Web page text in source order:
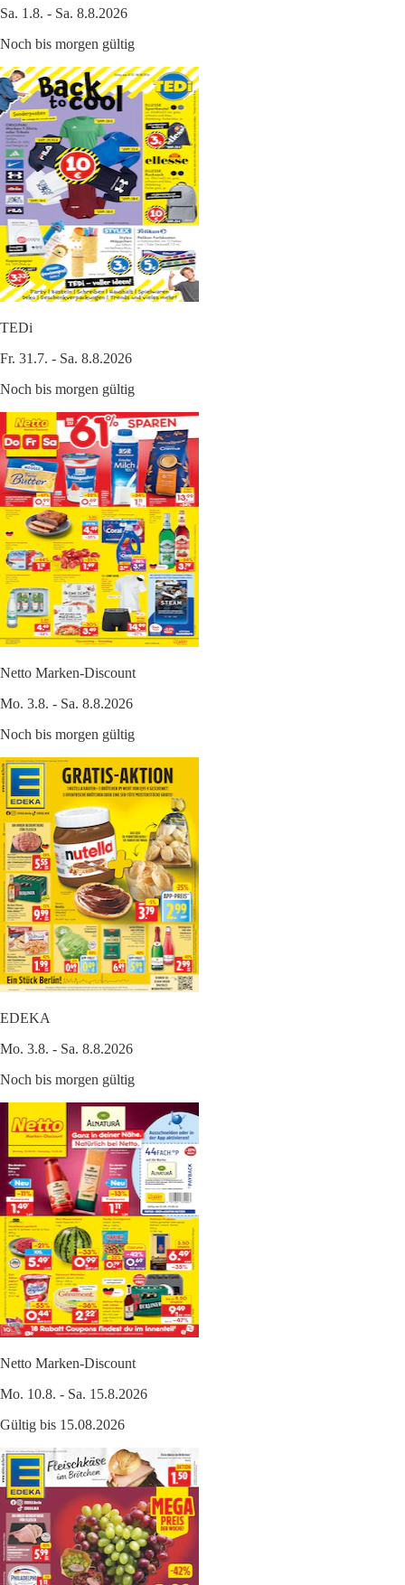
Sa. 1.8. - Sa. 8.8.2026
Noch bis morgen gültig
TEDi
Fr. 31.7. - Sa. 8.8.2026
Noch bis morgen gültig
Netto Marken-Discount
Mo. 3.8. - Sa. 8.8.2026
Noch bis morgen gültig
EDEKA
Mo. 3.8. - Sa. 8.8.2026
Noch bis morgen gültig
Netto Marken-Discount
Mo. 10.8. - Sa. 15.8.2026
Gültig bis 15.08.2026